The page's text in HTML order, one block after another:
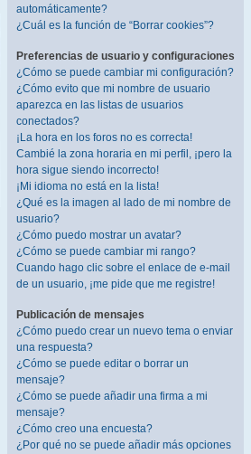
automáticamente?
¿Cuál es la función de “Borrar cookies”?
Preferencias de usuario y configuraciones
¿Cómo se puede cambiar mi configuración?
¿Cómo evito que mi nombre de usuario
aparezca en las listas de usuarios
conectados?
¡La hora en los foros no es correcta!
Cambié la zona horaria en mi perfil, ¡pero la
hora sigue siendo incorrecto!
¡Mi idioma no está en la lista!
¿Qué es la imagen al lado de mi nombre de
usuario?
¿Cómo puedo mostrar un avatar?
¿Cómo se puede cambiar mi rango?
Cuando hago clic sobre el enlace de e-mail
de un usuario, ¡me pide que me registre!
Publicación de mensajes
¿Cómo puedo crear un nuevo tema o enviar
una respuesta?
¿Cómo se puede editar o borrar un
mensaje?
¿Cómo se puede añadir una firma a mi
mensaje?
¿Cómo creo una encuesta?
¿Por qué no se puede añadir más opciones